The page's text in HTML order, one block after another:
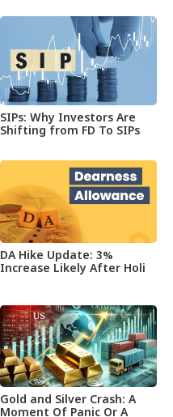
SIPs: Why Investors Are
Shifting from FD To SIPs
DA Hike Update: 3%
Increase Likely After Holi
Gold and Silver Crash: A
Moment Of Panic Or A